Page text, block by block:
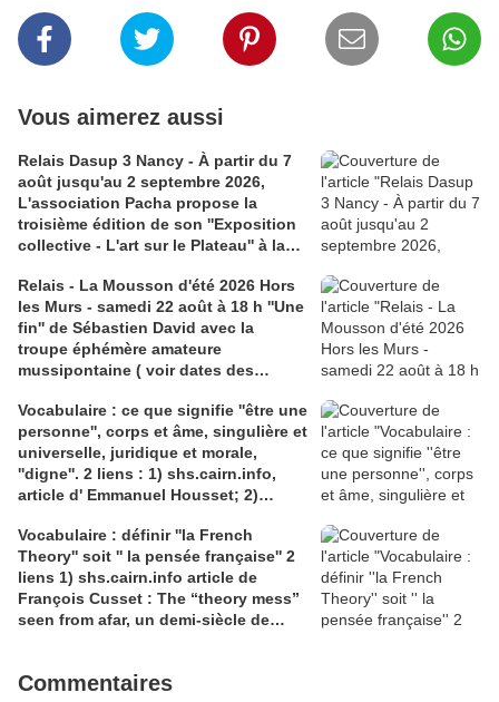
Vous aimerez aussi
Relais Dasup 3 Nancy - À partir du 7
août jusqu'au 2 septembre 2026,
L'association Pacha propose la
troisième édition de son ''Exposition
collective - L'art sur le Plateau'' à la
avenue Pinchard
Relais - La Mousson d'été 2026 Hors
les Murs - samedi 22 août à 18 h ''Une
fin'' de Sébastien David avec la
troupe éphémère amateure
mussipontaine ( voir dates des
dramaturgie Lola Molina à l’Espace
Saint-Laurent, Pont-à-Mousson 2
liens : 1) lien meec.org; 2)
lemeac.com
Vocabulaire : ce que signifie ''être une
personne'', corps et âme, singulière et
universelle, juridique et morale,
''digne''. 2 liens : 1) shs.cairn.info,
article d' Emmanuel Housset; 2)
Julian Roche
Vocabulaire : définir ''la French
Theory'' soit '' la pensée française'' 2
liens 1) shs.cairn.info article de
François Cusset : The “theory mess”
seen from afar, un demi-siècle de
l'émancipation...'', François Cusset
Commentaires